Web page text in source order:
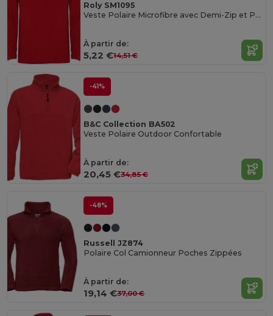
Roly SM1095
Veste Polaire Microfibre avec Demi-Zip et Protection Menton
À partir de:
5,22 €14,51 €
-41%
B&C Collection BA502
Veste Polaire Outdoor Confortable
À partir de:
20,45 €34,85 €
-48%
Russell JZ874
Polaire Col Camionneur Poches Zippées
À partir de:
19,14 €37,00 €